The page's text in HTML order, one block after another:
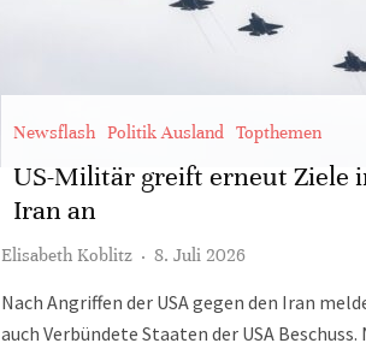
Newsflash Politik Ausland Topthemen
US-Militär greift erneut Ziele
Iran an
Elisabeth Koblitz · 8. Juli 2026
Nach Angriffen der USA gegen den Iran
auch Verbündete Staaten der USA Beschuss.